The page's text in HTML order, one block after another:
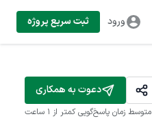
ورود ثبت سریع پروژه
دعوت به همکاری
متوسط زمان پاسخ‌گویی کمتر از 1 ساعت